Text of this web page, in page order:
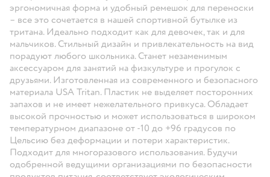
эргономичная форма и удобный ремешок для переноски
– все это сочетается в нашей спортивной бутылке из
тритана. Идеально подходит как для девочек, так и для
мальчиков. Стильный дизайн и привлекательность на вид
порадуют любого школьника. Станет незаменимым
аксессуаром для занятий на физкультуре и прогулок с
друзьями. Изготовленная из современного и безопасного
материала USA Tritan. Пластик не выделяет посторонних
запахов и не имеет нежелательного привкуса. Обладает
высокой прочностью и может использоваться в широком
температурном диапазоне от -10 до +96 градусов по
Цельсию без деформации и потери характеристик.
Подходит для многоразового использования. Будучи
одобренной ведущими организациями по безопасности